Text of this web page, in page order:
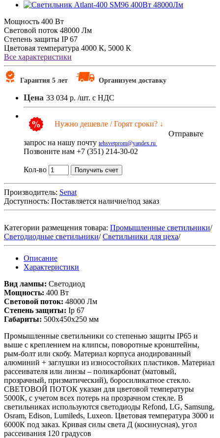
Мощность 400 Вт
Световой поток 48000 Лм
Степень защиты IP 67
Цветовая температура 4000 К, 5000 К
Все характеристики
Гарантия 5 лет Организуем доставку
Цена 33 034 р. /шт. с НДС
Нужно дешевле / Горят сроки? ↓
Отправьте
запрос на нашу почту tehsvetprom@yandex.ru
Позвоните нам +7 (351) 214-30-02
Кол-во Получить счет
Производитель: Senat
Доступность: Поставляется наличие/под заказ
Категории размещения товара: Промышленные светильники/
Светодиодные светильники/Светильники для цеха/
Описание
Характеристики
Вид лампы: Светодиод
Мощность: 400 Вт
Световой поток: 48000 Лм
Степень защиты: Ip 67
Габариты: 500х450х250 мм
Промышленные светильники со степенью защиты IP65 и
выше с креплением на клипсы, поворотные кронштейны,
рым-болт или скобу. Материал корпуса анодированный
алюминий + заглушки из износостойких пластиков. Материал
рассеивателя или линзы – поликарбонат (матовый,
прозрачный, призматический), боросиликатное стекло.
СВЕТОВОЙ ПОТОК указан для цветовой температуры
5000К, с учетом всех потерь на прозрачном стекле. В
светильниках используются светодиоды Refond, LG, Samsung,
Osram, Edison, Lumileds, Luxeon. Цветовая температура 3000 и
6000К под заказ. Кривая силы света Д (косинусная), угол
рассеивания 120 градусов